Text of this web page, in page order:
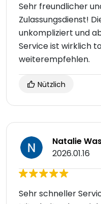
Sehr freundlicher
Zulassungsdienst!
unkompliziert und
Service ist wirklich
weiterempfehlen.
Nützlich
Natalie
2026.01.16
Sehr schneller